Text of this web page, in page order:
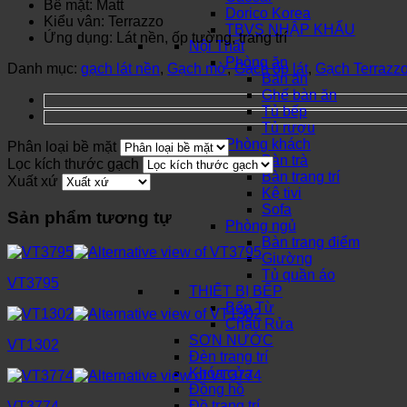
Dorico Korea
TBVS NHẬP KHẨU
Nội Thất
Phòng ăn
Bàn ăn
Ghế bàn ăn
Tủ bếp
Tủ rượu
Phòng khách
Bàn trà
Bàn trang trí
Kệ tivi
Sofa
Phòng ngủ
Bàn trang điểm
Giường
Tủ quần áo
THIẾT BỊ BẾP
Bếp Từ
Chậu Rửa
SƠN NƯỚC
Đèn trang trí
Khóa cửa
Đồng hồ
Bề mặt: Matt
Kiểu vân: Terrazzo
Ứng dụng: Lát nền, ốp tường, trang trí
Danh mục: gạch lát nền, Gạch mờ,Gạch ốp lát, Gạch
Phân loại bề mặt
Lọc kích thước gạch
Xuất xứ
Sản phẩm tương tự
VT3795
VT1302